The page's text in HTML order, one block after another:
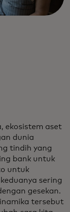
ekosistem aset
dunia
tindih yang
bank untuk
untuk
sering
gesekan.
tersebut